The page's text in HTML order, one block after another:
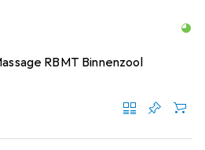
RBMT Binnenzool